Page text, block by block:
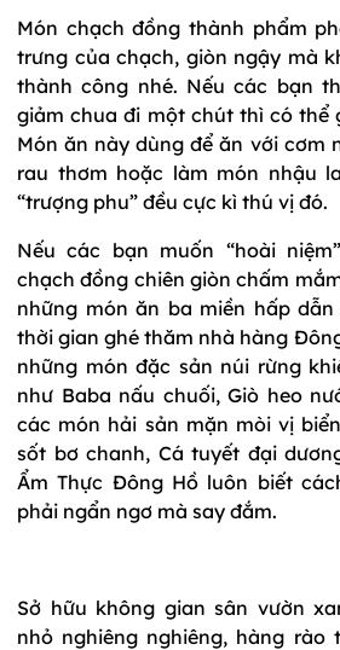
Món chạch đồng thành phẩm
trưng của chạch, giòn ngậy mà
thành công nhé. Nếu các bạn
giảm chua đi một chút thì có thể
Món ăn này dùng để ăn với cơm
rau thơm hoặc làm món nhậu
“trượng phu” đều cực kì thú vị đó.
Nếu các bạn muốn “hoài
chạch đồng chiên giòn chấm
những món ăn ba miền hấp
thời gian ghé thăm nhà hàng
những món đặc sản núi rừng
như Baba nấu chuối, Giò heo
các món hải sản mặn mòi vị
sốt bơ chanh, Cá tuyết đại
Ẩm Thực Đông Hồ luôn biết
phải ngẩn ngơ mà say đắm.
Sở hữu không gian sân vườn
nhỏ nghiêng nghiêng, hàng rào